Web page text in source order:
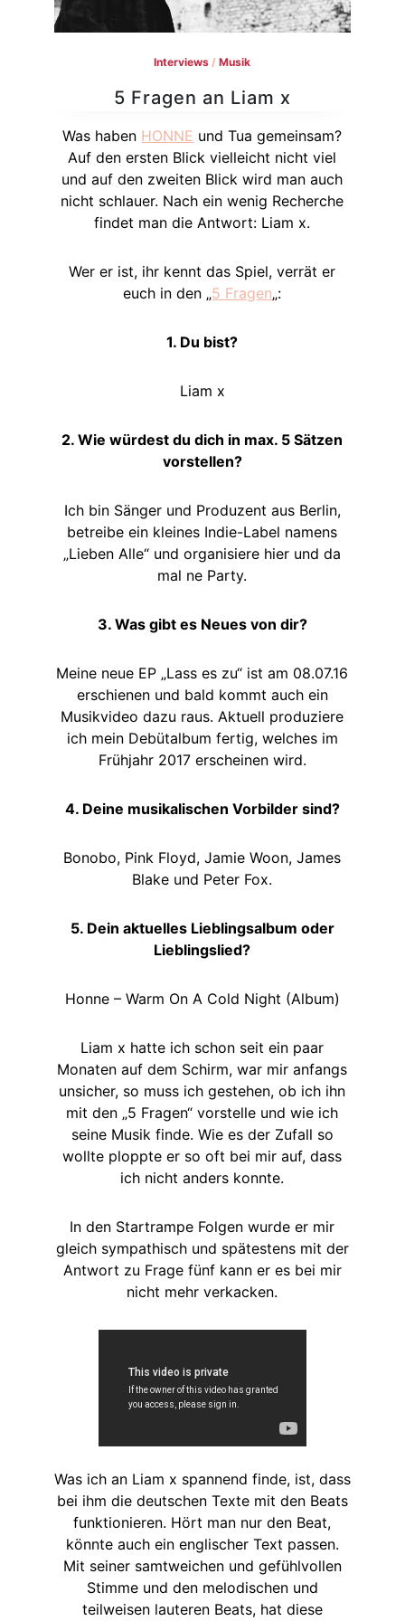
Interviews /Musik
5 Fragen an Liam x
Was haben HONNE und Tua gemeinsam?
Auf den ersten Blick vielleicht nicht viel
und auf den zweiten Blick wird man auch
nicht schlauer. Nach ein wenig Recherche
findet man die Antwort: Liam x.
Wer er ist, ihr kennt das Spiel, verrät er
euch in den „5 Fragen„:
1. Du bist?
Liam x
2. Wie würdest du dich in max. 5 Sätzen
vorstellen?
Ich bin Sänger und Produzent aus Berlin,
betreibe ein kleines Indie-Label namens
„Lieben Alle“ und organisiere hier und da
mal ne Party.
3. Was gibt es Neues von dir?
Meine neue EP „Lass es zu“ ist am 08.07.16
erschienen und bald kommt auch ein
Musikvideo dazu raus. Aktuell produziere
ich mein Debütalbum fertig, welches im
Frühjahr 2017 erscheinen wird.
4. Deine musikalischen Vorbilder sind?
Bonobo, Pink Floyd, Jamie Woon, James
Blake und Peter Fox.
5. Dein aktuelles Lieblingsalbum oder
Lieblingslied?
Honne – Warm On A Cold Night (Album)
Liam x hatte ich schon seit ein paar
Monaten auf dem Schirm, war mir anfangs
unsicher, so muss ich gestehen, ob ich ihn
mit den „5 Fragen“ vorstelle und wie ich
seine Musik finde. Wie es der Zufall so
wollte ploppte er so oft bei mir auf, dass
ich nicht anders konnte.
In den Startrampe Folgen wurde er mir
gleich sympathisch und spätestens mit der
Antwort zu Frage fünf kann er es bei mir
nicht mehr verkacken.
Was ich an Liam x spannend finde, ist, dass
bei ihm die deutschen Texte mit den Beats
funktionieren. Hört man nur den Beat,
könnte auch ein englischer Text passen.
Mit seiner samtweichen und gefühlvollen
Stimme und den melodischen und
teilweisen lauteren Beats, hat diese